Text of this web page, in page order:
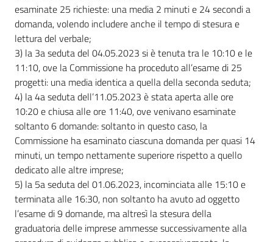
esaminate 25 richieste: una media 2 minuti e 24 secondi a
domanda, volendo includere anche il tempo di stesura e
lettura del verbale;
3) la 3a seduta del 04.05.2023 si è tenuta tra le 10:10 e le
11:10, ove la Commissione ha proceduto all’esame di 25
progetti: una media identica a quella della seconda seduta;
4) la 4a seduta dell’11.05.2023 è stata aperta alle ore
10:20 e chiusa alle ore 11:40, ove venivano esaminate
soltanto 6 domande: soltanto in questo caso, la
Commissione ha esaminato ciascuna domanda per quasi 14
minuti, un tempo nettamente superiore rispetto a quello
dedicato alle altre imprese;
5) la 5a seduta del 01.06.2023, incominciata alle 15:10 e
terminata alle 16:30, non soltanto ha avuto ad oggetto
l’esame di 9 domande, ma altresì la stesura della
graduatoria delle imprese ammesse successivamente alla